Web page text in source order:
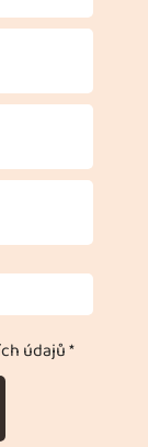
údajů *